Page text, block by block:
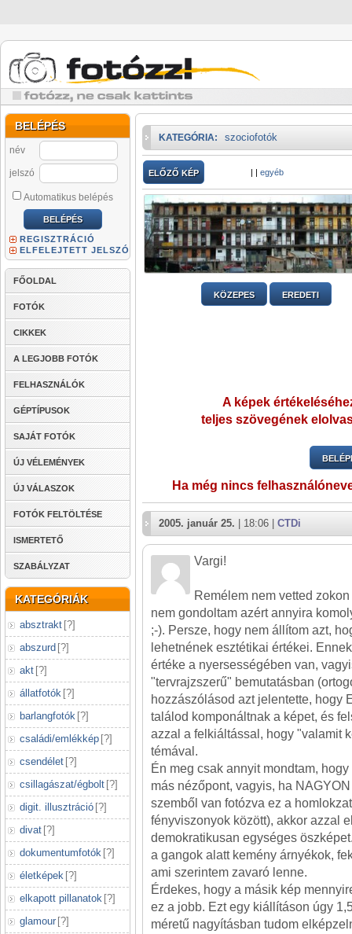
BELÉPÉS
név
jelszó
Automatikus belépés
REGISZTRÁCIÓ
ELFELEJTETT JELSZÓ
FŐOLDAL
FOTÓK
CIKKEK
A LEGJOBB FOTÓK
FELHASZNÁLÓK
GÉPTÍPUSOK
SAJÁT FOTÓK
ÚJ VÉLEMÉNYEK
ÚJ VÁLASZOK
FOTÓK FELTÖLTÉSE
ISMERTETŐ
SZABÁLYZAT
KATEGÓRIÁK
absztrakt [?]
abszurd [?]
akt [?]
állatfotók [?]
barlangfotók [?]
családi/emlékkép [?]
csendélet [?]
csillagászat/égbolt [?]
digit. illusztráció [?]
divat [?]
dokumentumfotók [?]
életképek [?]
elkapott pillanatok [?]
glamour [?]
KATEGÓRIA: szociofotók
ELŐZŐ KÉP | | egyéb
KÖZEPES EREDETI
A képek
teljes szövegének
Ha még nincs
2005. január 25. | 18:06 | CTDi
Vargi!
Remélem nem vetted
nem gondoltam azért annyira
;-). Persze, hogy nem állítom azt,
lehetnének esztétikai értékei.
értéke a nyersességében van,
"tervrajzszerű" bemutatásban
hozzászólásod azt jelentette, hogy
találod komponáltnak a képet, és
azzal a felkiáltással, hogy "valamit
témával.
Én meg csak annyit mondtam,
más nézőpont, vagyis, ha
szemből van fotózva ez a
fényviszonyok között), akkor azzal
demokratikusan egységes
a gangok alatt kemény árnyékok,
ami szerintem zavaró lenne.
Érdekes, hogy a másik kép
ez a jobb. Ezt egy kiállításon úgy
méretű nagyításban tudom